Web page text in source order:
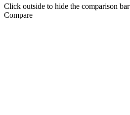
Click outside to hide the comparison bar
Compare